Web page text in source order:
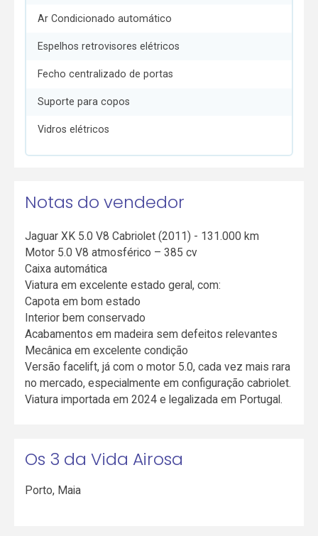
Ar Condicionado automático
Espelhos retrovisores elétricos
Fecho centralizado de portas
Suporte para copos
Vidros elétricos
Notas do vendedor
Jaguar XK 5.0 V8 Cabriolet (2011) - 131.000 km
Motor 5.0 V8 atmosférico – 385 cv
Caixa automática
Viatura em excelente estado geral, com:
Capota em bom estado
Interior bem conservado
Acabamentos em madeira sem defeitos relevantes
Mecânica em excelente condição
Versão facelift, já com o motor 5.0, cada vez mais rara
no mercado, especialmente em configuração cabriolet.
Viatura importada em 2024 e legalizada em Portugal.
Os 3 da Vida Airosa
Porto, Maia